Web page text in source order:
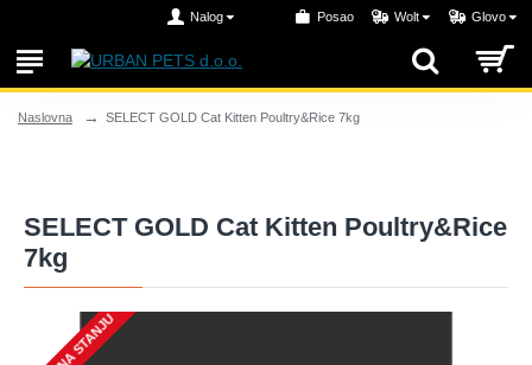
Nalog Posao Wolt Glovo
Naslovna SELECT GOLD Cat Kitten Poultry&Rice 7kg
SELECT GOLD Cat Kitten Poultry&Rice
7kg